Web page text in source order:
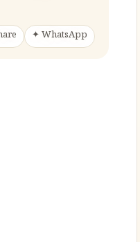
✦ WhatsApp